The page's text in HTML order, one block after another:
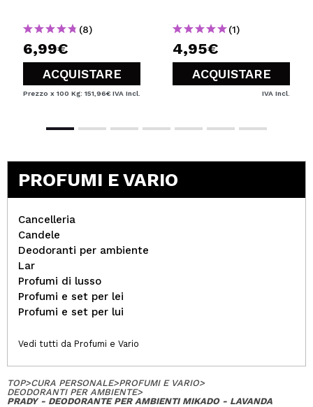
(8)
6,99€
ACQUISTARE
Prezzo x 100 Kg: 151,96€ IVA Incl.
(1)
4,95€
ACQUISTARE
IVA Incl.
PROFUMI E VARIO
Cancelleria
Candele
Deodoranti per ambiente
Lar
Profumi di lusso
Profumi e set per lei
Profumi e set per lui
Vedi tutti da Profumi e Vario
TOP>CURA PERSONALE>PROFUMI E VARIO>
DEODORANTI PER AMBIENTE>
PRADY - DEODORANTE PER AMBIENTI MIKADO - LAVANDA